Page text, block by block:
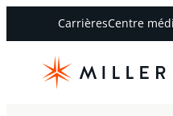
CarrièresCentre